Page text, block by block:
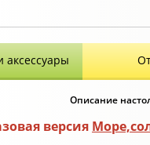
аксессуары
Описание
версия